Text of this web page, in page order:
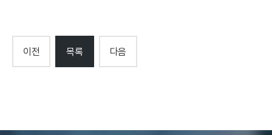
이전 목록 다음